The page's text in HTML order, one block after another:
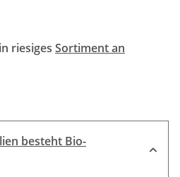
riesiges Sortiment an
besteht Bio-